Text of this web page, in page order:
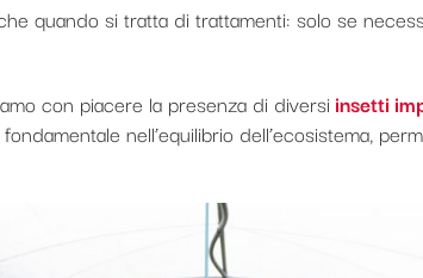
quando si tratta di trattamenti: solo se
con piacere la presenza di diversi insetti
nell’equilibrio dell’ecosistema,